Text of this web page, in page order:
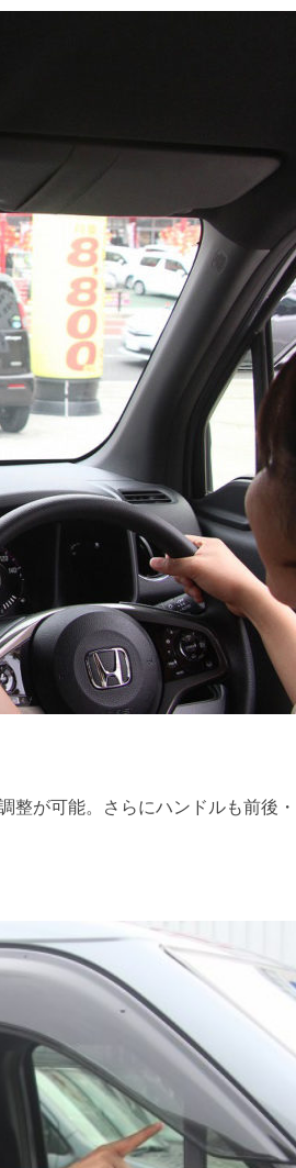
整が可能。さらにハンドルも前後